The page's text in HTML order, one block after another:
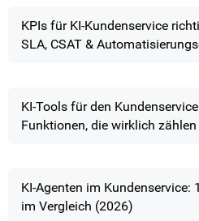
KPIs für KI-Kundenservice
SLA, CSAT &
KI-Tools für den
Funktionen, die wirklich zählen
KI-Agenten im Kundenservice:
im Vergleich (2026)